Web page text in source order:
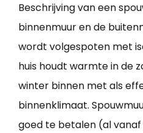
Beschrijving van een
binnenmuur en de
wordt volgespoten met
huis houdt warmte in de
winter binnen met als
binnenklimaat.
goed te betalen (al